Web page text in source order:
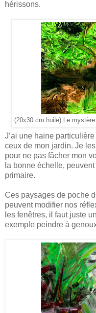
hérissons.
(20x30 cm huile) Le
J’ai une haine
ceux de mon jardin. Je
pour ne pas fâcher mon
la bonne échelle,
primaire.
Ces paysages de poche
peuvent modifier nos
les fenêtres, il faut juste
exemple peindre à